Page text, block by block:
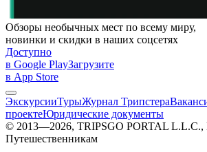
Обзоры необычных мест по всему миру,
новинки и скидки в наших соцсетях
Доступно
в Google PlayЗагрузите
в App Store
ЭкскурсииТурыЖурнал Трипстера
проектеЮридические документы
© 2013—2026, TRIPSGO PORTAL L.L.C.,
Путешественникам